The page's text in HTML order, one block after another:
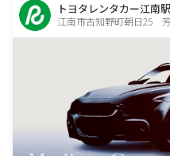
トヨタレンタカー江南
江南市古知野町朝日25